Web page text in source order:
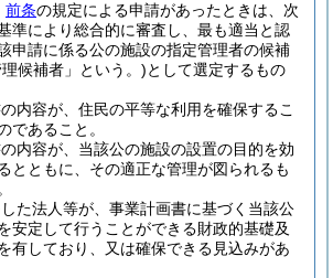
前条の規定による申請があったときは、次
準により総合的に審査し、最も適当と認
申請に係る公の施設の指定管理者の候補
候補者」という。)として選定するもの
内容が、住民の平等な利用を確保するこ
であること。
内容が、当該公の施設の設置の目的を効
とともに、その適正な管理が図られるも
た法人等が、事業計画書に基づく当該公
安定して行うことができる財政的基礎及
有しており、又は確保できる見込みがあ